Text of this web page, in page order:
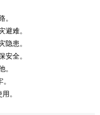
难。
患。
全。
。